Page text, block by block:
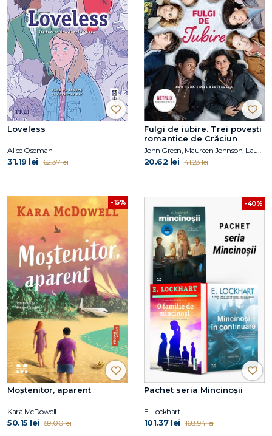
Loveless
Alice Oseman
31.19 lei 62.37 lei
Fulgi de iubire. Trei poveşti
romantice de Crăciun
John Green, Maureen Johnson, Lauren Myracle
20.62 lei 41.23 lei
-15%
Moștenitor, aparent
Kara McDowell
50.15 lei 59.00 lei
-40%
Pachet seria Mincinoșii
E. Lockhart
101.37 lei 168.94 lei